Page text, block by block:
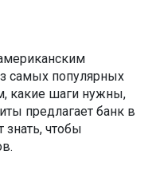
самых популярных
какие шаги нужны,
предлагает банк в
знать, чтобы